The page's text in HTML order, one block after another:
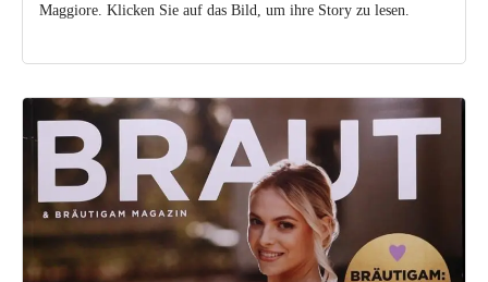
Maggiore. Klicken Sie auf das Bild, um ihre Story zu lesen.